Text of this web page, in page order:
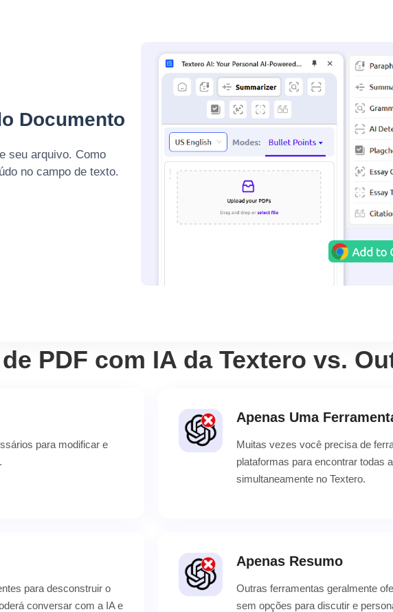
Documento
seu arquivo. Como
no campo de texto.
PDF com IA da Textero vs.
para modificar e
Apenas Uma
Muitas vezes você precisa de
plataformas para encontrar todas
simultaneamente no Textero.
para desconstruir o
conversar com a IA e
Apenas Resumo
Outras ferramentas geralmente
sem opções para discutir e